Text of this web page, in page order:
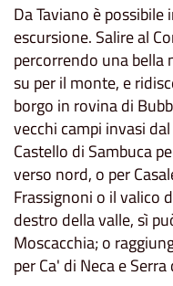
Da Taviano è
escursione. Salire al
percorrendo una bella
su per il monte, e
borgo in rovina di
vecchi campi invasi
Castello di Sambuca
verso nord, o per
Frassignoni o il valico
destro della valle, sì
Moscacchia; o
per Ca' di Neca e